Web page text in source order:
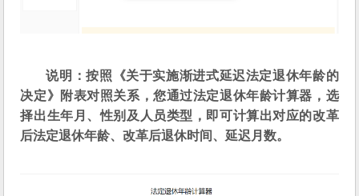
说明：按照《关于实施渐进式延迟法定退休年龄的
决定》附表对照关系，您通过法定退休年龄计算器，选
择出生年月、性别及人员类型，即可计算出对应的改革
后法定退休年龄、改革后退休时间、延迟月数。